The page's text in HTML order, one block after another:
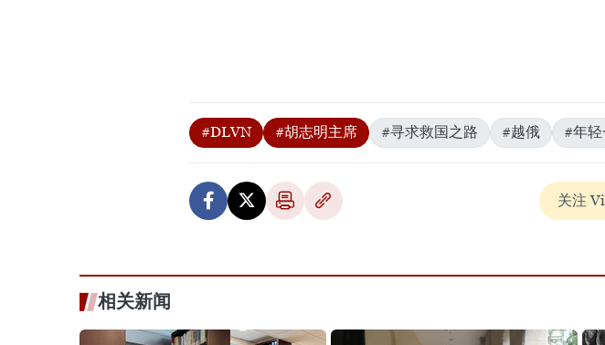
#DLVN #胡志明主席 #寻求救国之路 #越俄 #年
关注
相关新闻